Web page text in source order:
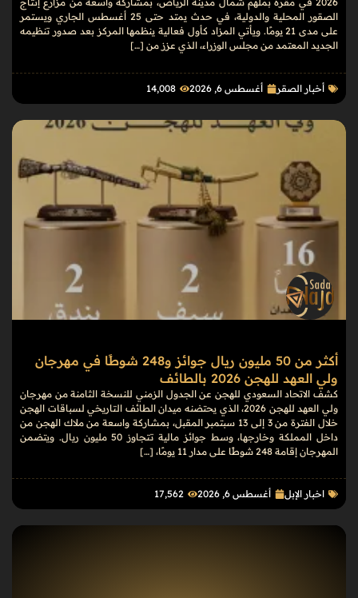
الصقور المحلية والدولية، في حدث يمتد حتى 25 أغسطس الجاري ويستمر
على مدى 21 يومًا. ويأتي المزاد كأول فعالية ينظمها المركز بعد صدور تنظيمه
الجديد المعتمد من مجلس الوزراء، الذي عزز من […]
أخبار الصقر أغسطس 6, 2026 14٬008
أكثر من 50 مليون ريال جوائز و248 شوطًا في مهرجان
ولي العهد للهجن 2026 بالطائف
كشف الاتحاد السعودي للهجن عن الجدول الزمني للنسخة الثامنة من مهرجان
ولي العهد للهجن 2026، الذي يحتضنه ميدان الطائف التاريخي لسباقات الهجن
خلال الفترة من 3 إلى 13 سبتمبر المقبل، بمشاركة واسعة من ملاك الهجن من
داخل المملكة وخارجها، وسط جوائز مالية تتجاوز 50 مليون ريال. ويتضمن
المهرجان إقامة 248 شوطًا على مدار 11 يومًا، […]
اخبار الإبل أغسطس 6, 2026 17٬562